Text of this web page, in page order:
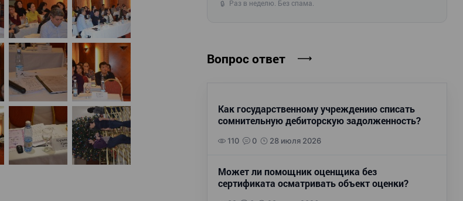
🔒 Раз в неделю. Без спама.
Вопрос ответ
Как государственному учреждению списать
сомнительную дебиторскую задолженность?
110 0 28 июля 2026
Может ли помощник оценщика без
сертификата осматривать объект оценки?